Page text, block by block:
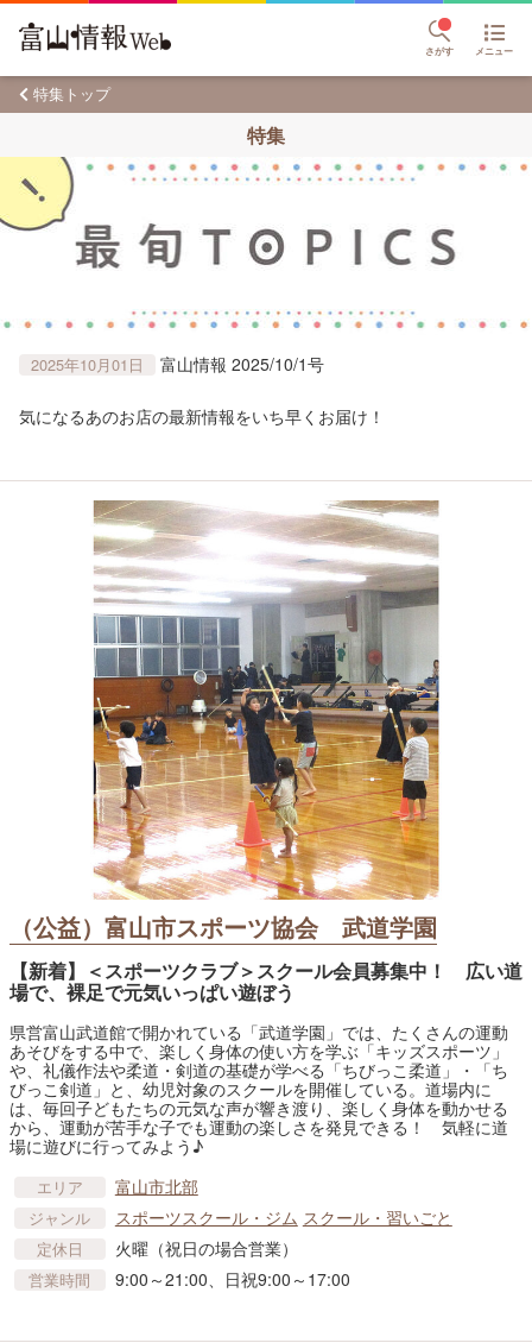
さがす メニュー
特集トップ
特集
2025年10月01日 富山情報 2025/10/1号
気になるあのお店の最新情報をいち早くお届け！
（公益）富山市スポーツ協会 武道学園
【新着】＜スポーツクラブ＞スクール会員募集中！ 広い道
場で、裸足で元気いっぱい遊ぼう
県営富山武道館で開かれている「武道学園」では、たくさんの運動
あそびをする中で、楽しく身体の使い方を学ぶ「キッズスポーツ」
や、礼儀作法や柔道・剣道の基礎が学べる「ちびっこ柔道」・「ち
びっこ剣道」と、幼児対象のスクールを開催している。道場内に
は、毎回子どもたちの元気な声が響き渡り、楽しく身体を動かせる
から、運動が苦手な子でも運動の楽しさを発見できる！ 気軽に道
場に遊びに行ってみよう♪
エリア 富山市北部
ジャンル スポーツスクール・ジム スクール・習いごと
定休日 火曜（祝日の場合営業）
営業時間 9:00～21:00、日祝9:00～17:00